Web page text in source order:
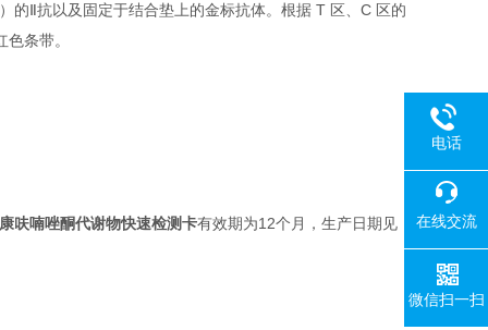
的Ⅱ抗以及固定于结合垫上的金标抗体。根据 T 区、C 区的
条带。
呋喃唑酮代谢物快速检测卡有效期为12个月，生产日期见
电话
在线交流
微信扫一扫